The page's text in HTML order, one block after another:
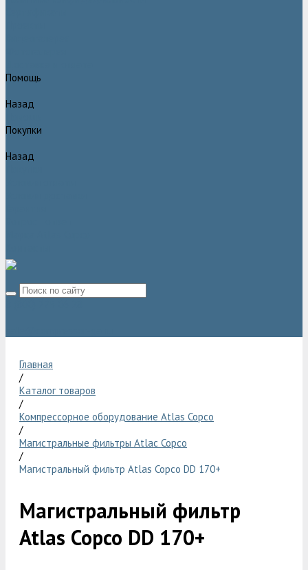
Помощь
Назад
Покупки
Назад
Главная
/
Каталог товаров
/
Компрессорное оборудование Atlas Copco
/
Магистральные фильтры Atlac Copco
/
Магистральный фильтр Atlas Copco DD 170+
Магистральный фильтр
Atlas Copco DD 170+